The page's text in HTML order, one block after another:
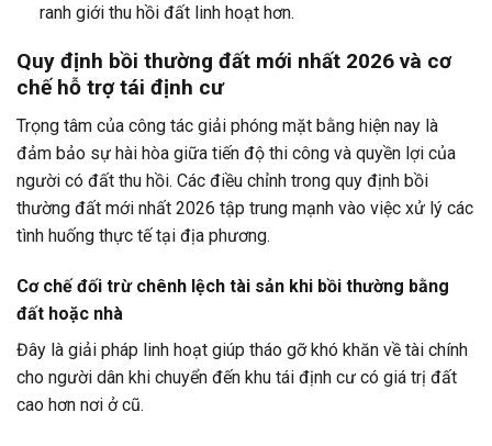
ranh giới thu hồi đất linh hoạt hơn.
Quy định bồi thường đất mới nhất 2026 và cơ
chế hỗ trợ tái định cư
Trọng tâm của công tác giải phóng mặt bằng hiện nay là
đảm bảo sự hài hòa giữa tiến độ thi công và quyền lợi của
người có đất thu hồi. Các điều chỉnh trong quy định bồi
thường đất mới nhất 2026 tập trung mạnh vào việc xử lý các
tình huống thực tế tại địa phương.
Cơ chế đối trừ chênh lệch tài sản khi bồi thường bằng
đất hoặc nhà
Đây là giải pháp linh hoạt giúp tháo gỡ khó khăn về tài chính
cho người dân khi chuyển đến khu tái định cư có giá trị đất
cao hơn nơi ở cũ.